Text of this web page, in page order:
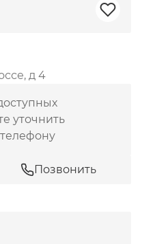
д 4
уточнить
Позвонить